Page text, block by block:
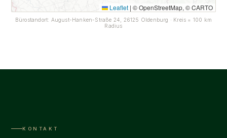
Leaflet | © OpenStreetMap, © CARTO
Bürostandort: August-Hanken-Straße 24, 26125 Oldenburg · Kreis = 100 km
Radius
KONTAKT